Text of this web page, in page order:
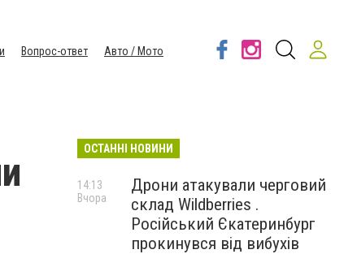
Вопрос-ответ
Авто / Мото
ОСТАННІ НОВИНИ
Дрони атакували черговий
склад Wildberries .
Російський Єкатеринбург
прокинувся від вибухів
14:13
Вчора